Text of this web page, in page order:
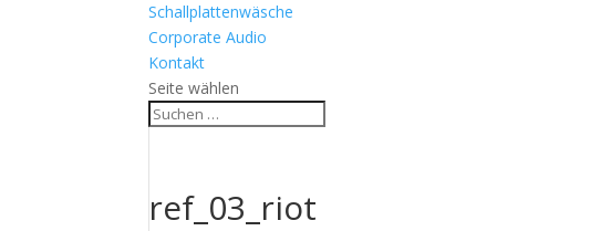
Schallplattenwäsche
Corporate Audio
Kontakt
Seite wählen
ref_03_riot